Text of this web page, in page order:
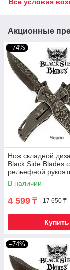
Все условия
Акционные
–74%
Нож складной
Black Side Blades с
рельефной
В наличии
4 599 ₸ 17 650 ₸
Купить
–74%